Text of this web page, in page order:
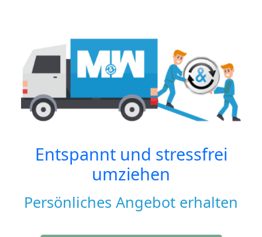
Entspannt und stressfrei
umziehen
Persönliches Angebot erhalten